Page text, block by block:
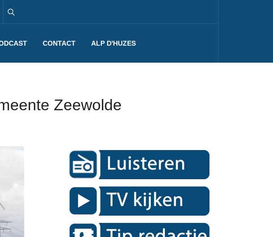
CONTACT ALP D'HUZES
Zeewolde